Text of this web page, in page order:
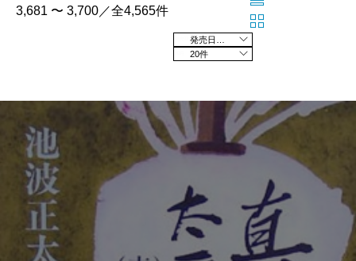
3,681 〜 3,700／全4,565件
20件